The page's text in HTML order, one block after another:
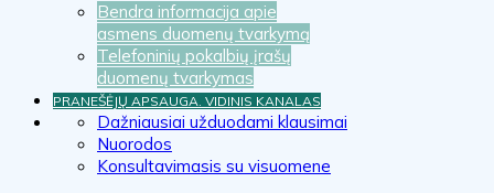
Bendra informacija apie
asmens duomenų tvarkymą
Telefoninių pokalbių įrašų
duomenų tvarkymas
PRANEŠĖJŲ APSAUGA. VIDINIS KANALAS
KITA
Dažniausiai užduodami klausimai
Nuorodos
Konsultavimasis su visuomene